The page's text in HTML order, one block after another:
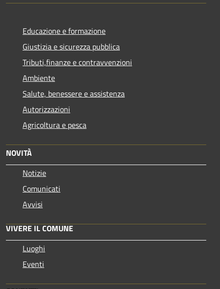
Educazione e formazione
Giustizia e sicurezza pubblica
Tributi,finanze e contravvenzioni
Ambiente
Salute, benessere e assistenza
Autorizzazioni
Agricoltura e pesca
NOVITÀ
Notizie
Comunicati
Avvisi
VIVERE IL COMUNE
Luoghi
Eventi